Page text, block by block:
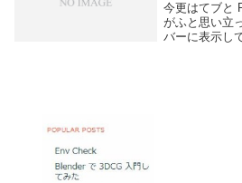
今更はてブと
がふと思い立
バーに表示し
一覧を実装し
普通にやるな